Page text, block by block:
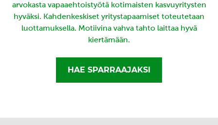
arvokasta vapaaehtoistyötä kotimaisten kasvuyritysten
hyväksi. Kahdenkeskiset yritystapaamiset toteutetaan
luottamuksella. Motiivina vahva tahto laittaa hyvä
kiertämään.
HAE SPARRAAJAKSI